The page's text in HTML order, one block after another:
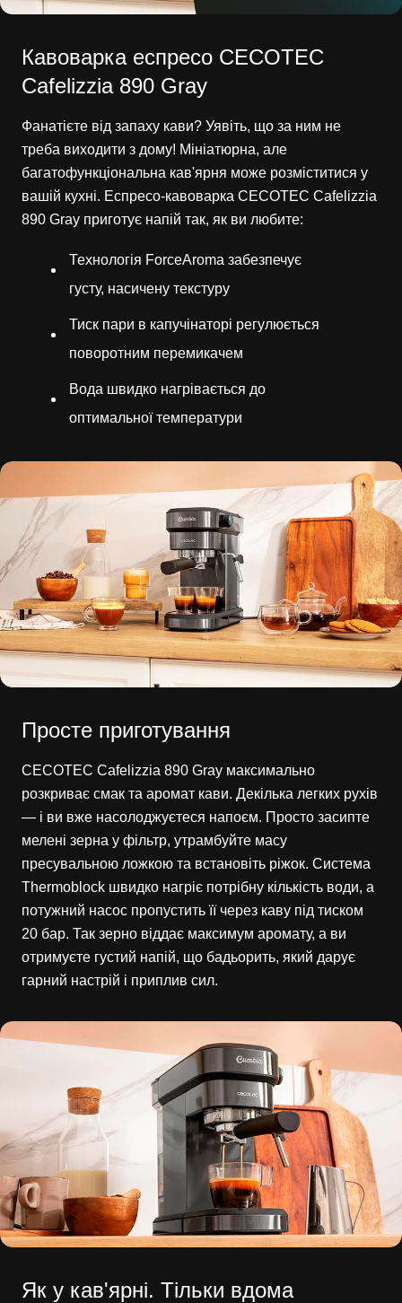
Кавоварка еспресо CECOTEC
Cafelizzia 890 Gray
Фанатієте від запаху кави? Уявіть, що за ним не
треба виходити з дому! Мініатюрна, але
багатофункціональна кав'ярня може розміститися у
вашій кухні. Еспресо-кавоварка CECOTEC Cafelizzia
890 Gray приготує напій так, як ви любите:
Технологія ForceAroma забезпечує
густу, насичену текстуру
Тиск пари в капучінаторі регулюється
поворотним перемикачем
Вода швидко нагрівається до
оптимальної температури
Просте приготування
CECOTEC Cafelizzia 890 Gray максимально
розкриває смак та аромат кави. Декілька легких рухів
— і ви вже насолоджуєтеся напоєм. Просто засипте
мелені зерна у фільтр, утрамбуйте масу
пресувальною ложкою та встановіть ріжок. Система
Thermoblock швидко нагріє потрібну кількість води, а
потужний насос пропустить її через каву під тиском
20 бар. Так зерно віддає максимум аромату, а ви
отримуєте густий напій, що бадьорить, який дарує
гарний настрій і приплив сил.
Як у кав'ярні. Тільки вдома